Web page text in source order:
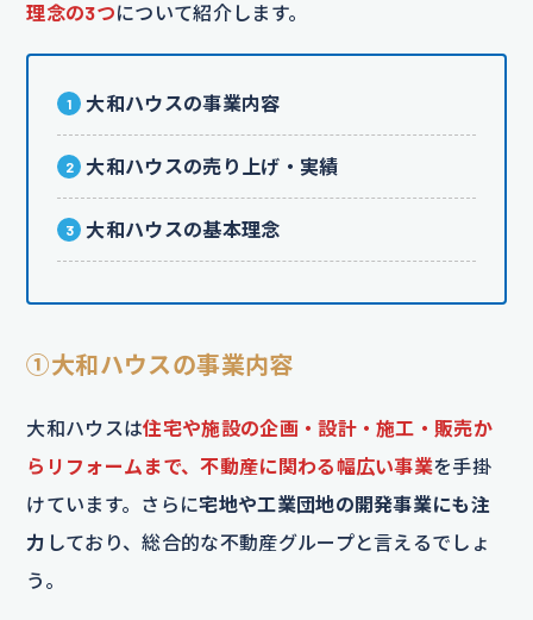
理念の3つについて紹介します。
大和ハウスの事業内容
大和ハウスの売り上げ・実績
大和ハウスの基本理念
①大和ハウスの事業内容
大和ハウスは住宅や施設の企画・設計・施工・販売か
らリフォームまで、不動産に関わる幅広い事業を手掛
けています。さらに宅地や工業団地の開発事業にも注
力 しており、総合的な不動産グループと言えるでしょ
う。